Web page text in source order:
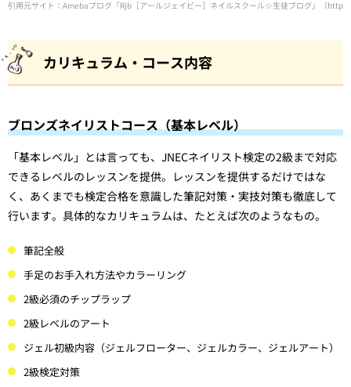
引用元サイト：Amebaブログ「Rjb［アールジェイビー］ネイルスクール☆生徒ブログ」（
カリキュラム・コース内容
ブロンズネイリストコース（基本レベル）
「基本レベル」とは言っても、JNECネイリスト検定の2級まで対応
できるレベルのレッスンを提供。レッスンを提供するだけではな
く、あくまでも検定合格を意識した筆記対策・実技対策も徹底して
行います。具体的なカリキュラムは、たとえば次のようなもの。
筆記全般
手足のお手入れ方法やカラーリング
2級必須のチップラップ
2級レベルのアート
ジェル初級内容（ジェルフローター、ジェルカラー、ジェルアート）
2級検定対策